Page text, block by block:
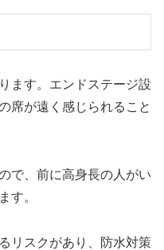
ます。エンドステージ設
席が遠く感じられること
で、前に高身長の人がい
す。
リスクがあり、防水対策